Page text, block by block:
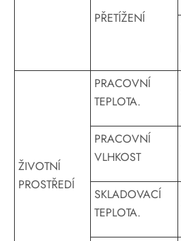
PŘETÍŽENÍ
ŽIVOTNÍ
PROSTŘEDÍ
PRACOVNÍ
TEPLOTA.
PRACOVNÍ
VLHKOST
SKLADOVACÍ
TEPLOTA.